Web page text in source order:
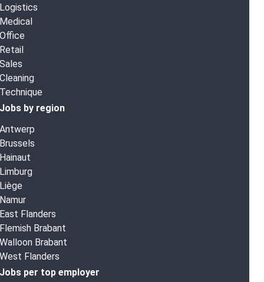
Logistics
Medical
Office
Retail
Sales
Cleaning
Technique
Jobs by region
Antwerp
Brussels
Hainaut
Limburg
Liège
Namur
East Flanders
Flemish Brabant
Walloon Brabant
West Flanders
Jobs per top employer